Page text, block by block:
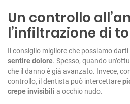
Un controllo
l’infiltrazione di
Il consiglio migliore che possiamo darti
sentire dolore. Spesso, quando
che il danno è già avanzato. Invece,
controllo, il dentista può intercettare
crepe invisibili a occhio nudo.